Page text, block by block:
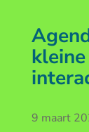
9 maart